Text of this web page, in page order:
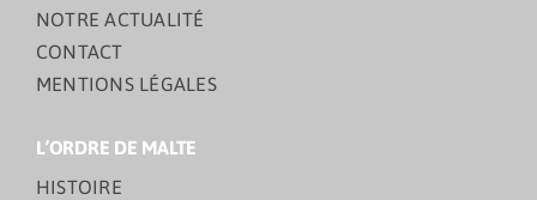
NOTRE ACTUALITÉ
CONTACT
MENTIONS LÉGALES
L’ORDRE DE MALTE
HISTOIRE